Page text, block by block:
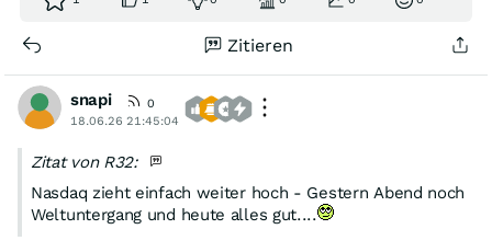
Zitieren
snapi
0
18.06.26 21:45:04
Zitat von R32:
Nasdaq zieht einfach weiter hoch - Gestern Abend noch
Weltuntergang und heute alles gut....